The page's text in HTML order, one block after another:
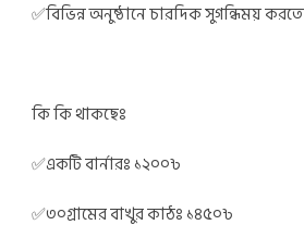
✅বিভিন্ন অনুষ্ঠানে চারদিক সুগন্ধিময়
কি কি থাকছেঃ
✅একটি বার্নারঃ ১২০০৳
✅৩০গ্রামের বাখুর কাঠঃ ১৪৫০৳